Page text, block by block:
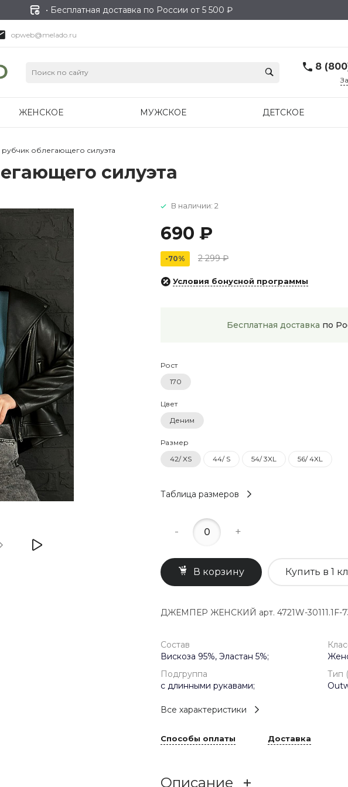
• Бесплатная доставка по России от 5 500 ₽
opweb@melado.ru
8
ЖЕНСКОЕ МУЖСКОЕ ДЕТСКОЕ
рубчик облегающего силуэта
силуэта
В наличии: 2
690 ₽
-70% 2 299 ₽
Условия бонусной программы
Бесплатная доставка по
Рост
170
Цвет
Деним
Размер
42/ XS
44/ S 54/ 3XL 56/ 4XL
Таблица размеров
- +
В корзину Купить в 1
ДЖЕМПЕР ЖЕНСКИЙ арт. 4721W-30111.1F-
Состав
Вискоза 95%, Эластан 5%;
Подгруппа
с длинными рукавами;
Тип
Все характеристики
Способы оплаты Доставка
Описание